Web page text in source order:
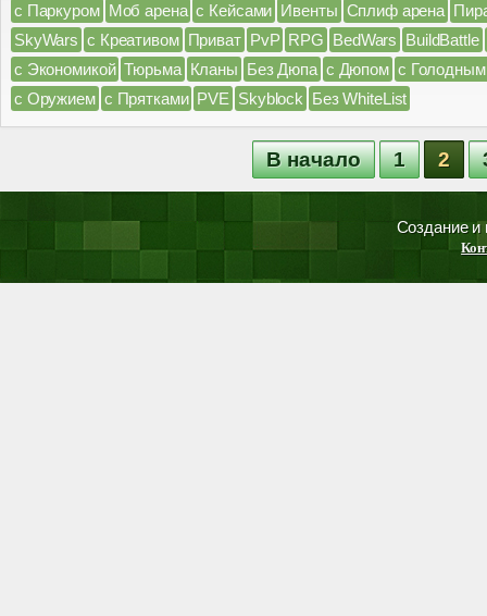
с Паркуром Моб арена с Кейсами Ивенты Сплиф арена
SkyWars с Креативом Приват PvP RPG BedWars BuildBattle
с Экономикой Тюрьма Кланы Без Дюпа с Дюпом с
с Оружием с Прятками PVE Skyblock Без WhiteList
В начало 1 2
Создание и